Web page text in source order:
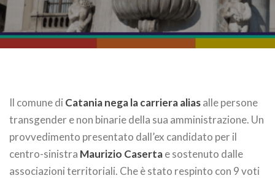
Il comune di Catania nega la carriera aliasalle persone
transgender e non binarie della sua amministrazione. Un
provvedimento presentato dall’ex candidato per il
centro-sinistra Maurizio Casertae sostenuto dalle
associazioni territoriali. Che è stato respinto con 9 voti